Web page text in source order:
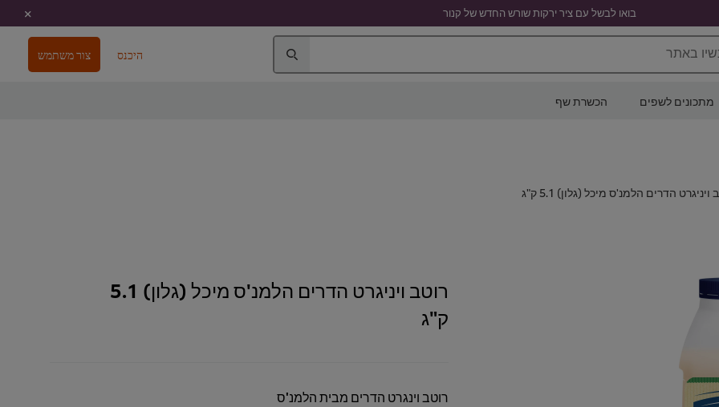
בואו לבשל עם ציר ירקות שורש החדש של קנור
באתר היכנס צור משתמש
מתכונים לשפים הכשרת שף
ויניגרט הדרים הלמנ'ס מיכל (גלון) 5.1 ק"ג
רוטב ויניגרט הדרים הלמנ'ס מיכל (גלון) 5.1
ק"ג
רוטב וינגרט הדרים מבית הלמנ'ס